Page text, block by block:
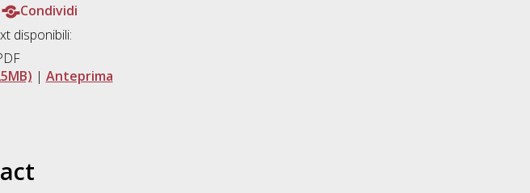
Condividi
disponibili:
| Anteprima